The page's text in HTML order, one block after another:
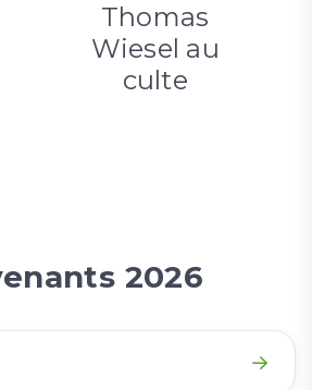
Thomas
Wiesel au
culte
2026